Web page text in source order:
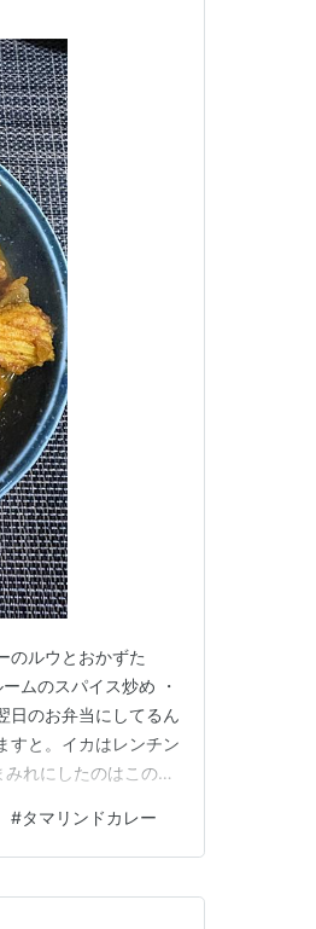
のルウとおかずた
ムのスパイス炒め ・
日のお弁当にしてるん
すと。イカはレンチン
れにしたのはこの私
オンリー。最後にタ
#タマリンドカレー